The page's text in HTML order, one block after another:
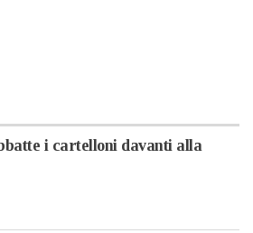
i cartelloni davanti alla